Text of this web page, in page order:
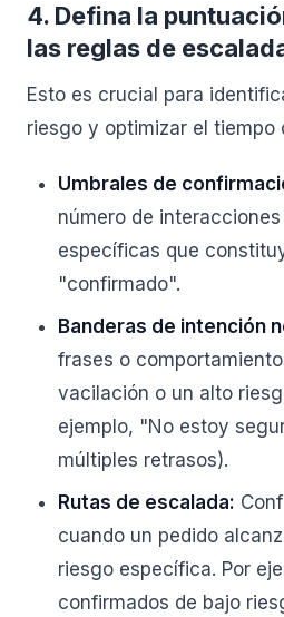
4. Defina la
las reglas de
Esto es crucial para
riesgo y optimizar el tiempo
Umbrales de
número de
específicas que
"confirmado".
Banderas de intención
frases o
vacilación o un alto
ejemplo, "No estoy
múltiples retrasos).
Rutas de escalada:
cuando un pedido
riesgo específica. Por
confirmados de bajo